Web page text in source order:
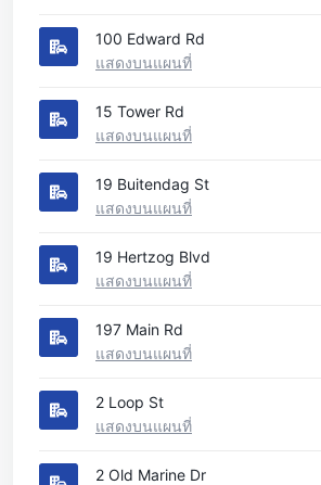
100 Edward Rd
แสดงบนแผนที่
15 Tower Rd
แสดงบนแผนที่
19 Buitendag St
แสดงบนแผนที่
19 Hertzog Blvd
แสดงบนแผนที่
197 Main Rd
แสดงบนแผนที่
2 Loop St
แสดงบนแผนที่
2 Old Marine Dr